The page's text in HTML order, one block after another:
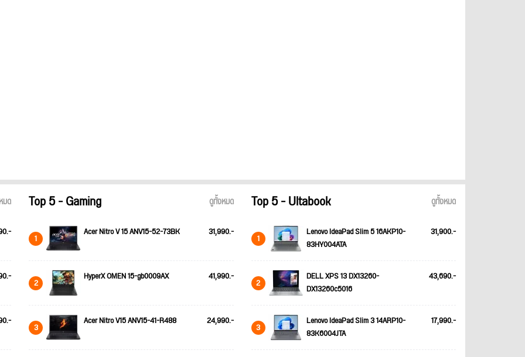
มด
Top 5 - Gaming ดูทั้งหมด
1 Acer Nitro V 15 ANV15-52-73BK 31,990.-
2 HyperX OMEN 15-gb0009AX 41,990.-
3 Acer Nitro V15 ANV15-41-R488 24,990.-
Top 5 - Ultabook ดูทั้งหมด
1
Lenovo IdeaPad Slim 5 16AKP10-
83HY004ATA
31,900.-
2
DELL XPS 13 DX13260-
DX13260c5016
43,690.-
3
Lenovo IdeaPad Slim 3 14ARP10-
83K6004JTA
17,990.-